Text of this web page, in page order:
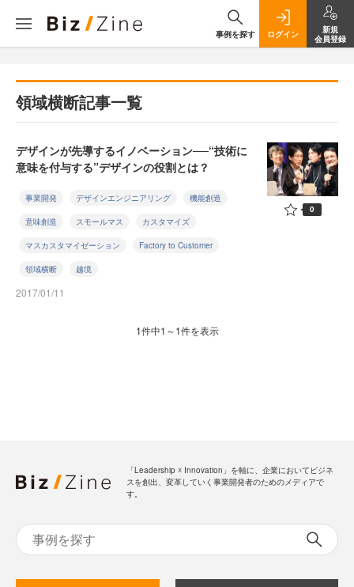
事例を探す ログイン
新規
会員登録
領域横断記事一覧
デザインが先導するイノベーション──“技術に
意味を付与する”デザインの役割とは？
事業開発 デザインエンジニアリング 機能創造
意味創造 スモールマス カスタマイズ
マスカスタマイゼーション Factory to Customer
領域横断 越境
2017/01/11
0
1件中1～1件を表示
「Leadership ☓ Innovation」を軸に、企業においてビジネ
スを創出、変革していく事業開発者のためのメディアで
す。